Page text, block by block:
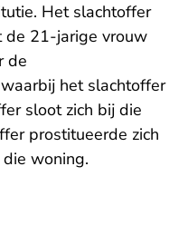
Het slachtoffer
de 21-jarige vrouw
de
het slachtoffer
sloot zich bij die
prostitueerde zich
woning.